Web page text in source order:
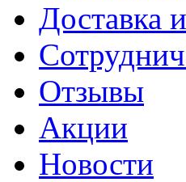
Доставка
Отзывы
Акции
Новости